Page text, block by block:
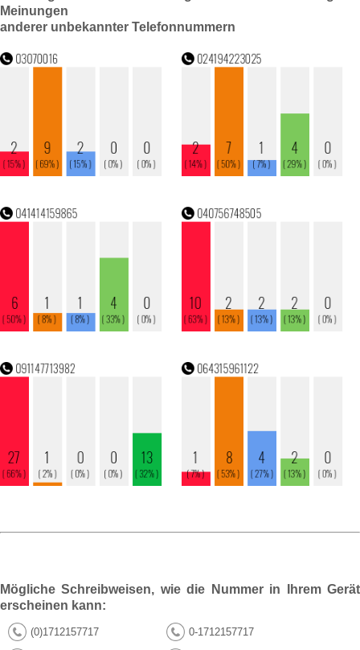
Meinungen
anderer unbekannter Telefonnummern
Mögliche Schreibweisen, wie die Nummer in Ihrem Gerät
erscheinen kann:
(0)1712157717 0-1712157717